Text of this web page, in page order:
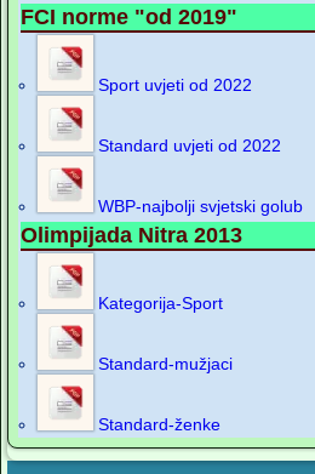
FCI norme "od 2019"
Sport uvjeti od 2022
Standard uvjeti od 2022
WBP-najbolji svjetski golub
Olimpijada Nitra 2013
Kategorija-Sport
Standard-mužjaci
Standard-ženke